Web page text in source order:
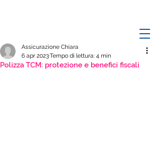
Polizza TCM: protezione e benefici fiscali
Assicurazione Chiara
6 apr 2023Tempo di lettura: 4 min